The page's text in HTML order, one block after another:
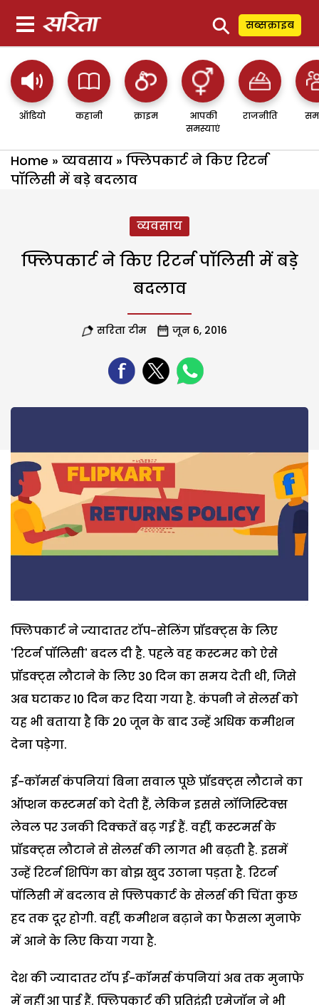
⚲ सब्सक्राइब
ऑडियो कहानी क्राइम
आपकी
समस्याएं
राजनीति
Home » व्यवसाय » फ्लिपकार्ट ने किए रिटर्न
पॉलिसी में बड़े बदलाव
व्यवसाय
फ्लिपकार्ट ने किए रिटर्न पॉलिसी में बड़े
बदलाव
सरिता टीम जून 6, 2016
फ्लिपकार्ट ने ज्यादातर टॉप-सेलिंग प्रॉडक्ट्स के लिए
'रिटर्न पॉलिसी' बदल दी है. पहले वह कस्टमर को ऐसे
प्रॉडक्ट्स लौटाने के लिए 30 दिन का समय देती थी, जिसे
अब घटाकर 10 दिन कर दिया गया है. कंपनी ने सेलर्स को
यह भी बताया है कि 20 जून के बाद उन्हें अधिक कमीशन
देना पड़ेगा.
ई-कॉमर्स कंपनियां बिना सवाल पूछे प्रॉडक्ट्स लौटाने का
ऑप्शन कस्टमर्स को देती हैं, लेकिन इससे लॉजिस्टिक्स
लेवल पर उनकी दिक्कतें बढ़ गई हैं. वहीं, कस्टमर्स के
प्रॉडक्ट्स लौटाने से सेलर्स की लागत भी बढ़ती है. इसमें
उन्हें रिटर्न शिपिंग का बोझ खुद उठाना पड़ता है. रिटर्न
पॉलिसी में बदलाव से फ्लिपकार्ट के सेलर्स की चिंता कुछ
हद तक दूर होगी. वहीं, कमीशन बढ़ाने का फैसला मुनाफे
में आने के लिए किया गया है.
देश की ज्यादातर टॉप ई-कॉमर्स कंपनियां अब तक मुनाफे
में नहीं आ पाई हैं. फ्लिपकार्ट की प्रतिद्वंद्वी एमेजॉन ने भी